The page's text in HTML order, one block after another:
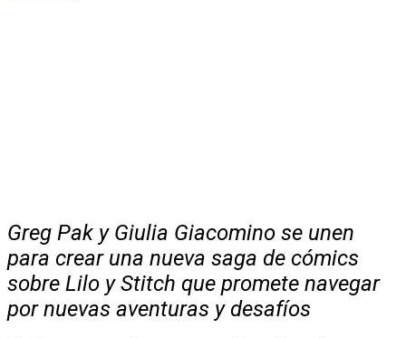
Greg Pak y Giulia Giacomino se unen
para crear una nueva saga de cómics
sobre Lilo y Stitch que promete navegar
por nuevas aventuras y desafíos